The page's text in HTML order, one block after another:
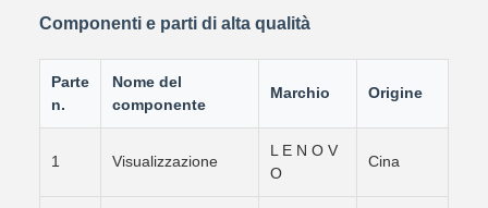
Componenti e parti di alta qualità
Parte
n.
Nome del
componente
Marchio Origine
1 Visualizzazione
L E N O V
O
Cina